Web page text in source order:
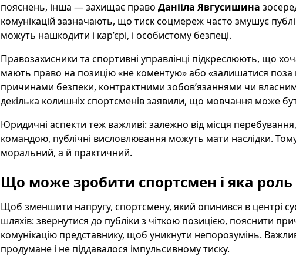
пояснень, інша — захищає право Данііла Явгусишина
комунікацій зазначають, що тиск соцмереж часто змушує
можуть нашкодити і кар’єрі, і особистому безпеці.
Правозахисники та спортивні управлінці підкреслюють, що
мають право на позицію «не коментую» або «залишатися
причинами безпеки, контрактними зобов’язаннями чи
декілька колишніх спортсменів заявили, що мовчання може
Юридичні аспекти теж важливі: залежно від місця
командою, публічні висловлювання можуть мати наслідки.
моральний, а й практичний.
Що може зробити спортсмен і яка роль
Щоб зменшити напругу, спортсмену, який опинився в центрі
шляхів: звернутися до публіки з чіткою позицією, пояснити
комунікацію представнику, щоб уникнути непорозумінь.
продумане і не піддавалося імпульсивному тиску.